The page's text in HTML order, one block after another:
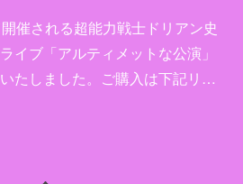
催される超能力戦士ドリアン史
イブ「アルティメットな公演」
たしました。ご購入は下記リ…